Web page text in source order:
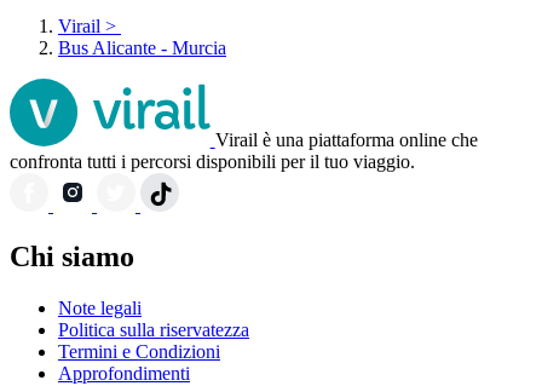
Virail >
Bus Alicante - Murcia
Virail è una piattaforma online che
confronta tutti i percorsi disponibili per il tuo viaggio.
Chi siamo
Note legali
Politica sulla riservatezza
Termini e Condizioni
Approfondimenti